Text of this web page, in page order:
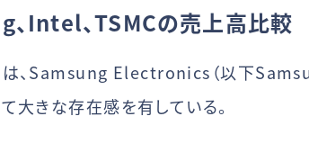
Intel、TSMCの売上高比較
、Samsung Electronics（以下
大きな存在感を有している。